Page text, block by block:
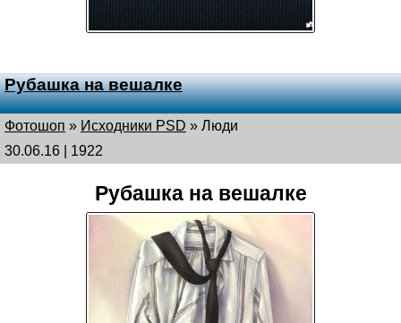
Рубашка на вешалке
Фотошоп » Исходники PSD » Люди
30.06.16 | 1922
Рубашка на вешалке